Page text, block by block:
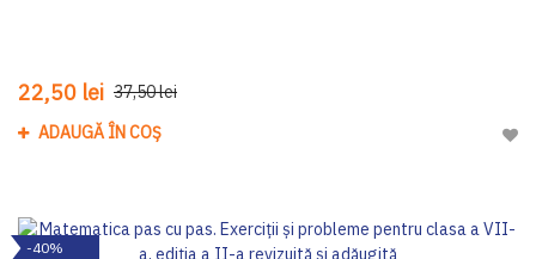
22,50 lei 37,50 lei
ADAUGĂ ÎN COȘ
-40%